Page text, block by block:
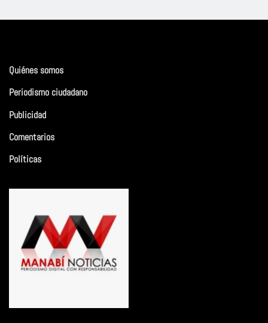
Quiénes somos
Periodismo ciudadano
Publicidad
Comentarios
Políticas